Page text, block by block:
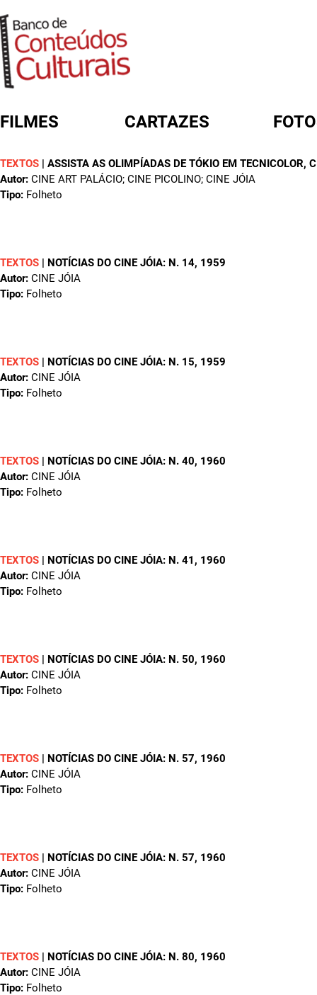
FILMES CARTAZES
TEXTOS | ASSISTA AS OLIMPÍADAS DE TÓKIO EM TECNICOLOR,
Autor: CINE ART PALÁCIO; CINE PICOLINO; CINE JÓIA
Tipo: Folheto
TEXTOS | NOTÍCIAS DO CINE JÓIA: N. 14, 1959
Autor: CINE JÓIA
Tipo: Folheto
TEXTOS | NOTÍCIAS DO CINE JÓIA: N. 15, 1959
Autor: CINE JÓIA
Tipo: Folheto
TEXTOS | NOTÍCIAS DO CINE JÓIA: N. 40, 1960
Autor: CINE JÓIA
Tipo: Folheto
TEXTOS | NOTÍCIAS DO CINE JÓIA: N. 41 , 1960
Autor: CINE JÓIA
Tipo: Folheto
TEXTOS | NOTÍCIAS DO CINE JÓIA: N. 50, 1960
Autor: CINE JÓIA
Tipo: Folheto
TEXTOS | NOTÍCIAS DO CINE JÓIA: N. 57, 1960
Autor: CINE JÓIA
Tipo: Folheto
TEXTOS | NOTÍCIAS DO CINE JÓIA: N. 57, 1960
Autor: CINE JÓIA
Tipo: Folheto
TEXTOS | NOTÍCIAS DO CINE JÓIA: N. 80, 1960
Autor: CINE JÓIA
Tipo: Folheto
FORMULÁRIO DE BUSCA